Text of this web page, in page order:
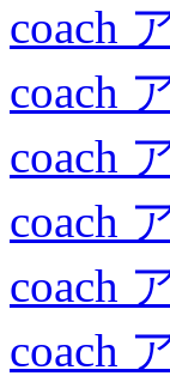
coach
coach
coach
coach
coach
coach